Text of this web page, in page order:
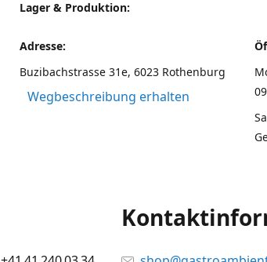
Lager & Produktion:
Adresse:
Buzibachstrasse 31e, 6023 Rothenburg
Wegbeschreibung erhalten